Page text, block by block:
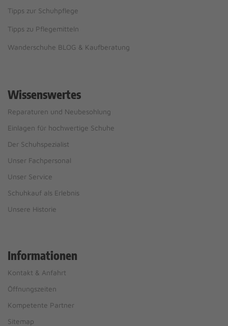
Tipps zur Schuhpflege
Tipps zu Pflegemitteln
Wanderschuhe BLOG & Kaufberatung
Wissenswertes
Reparaturen und Neubesohlung
Einlagen für hochwertige Schuhe
Der Schuhspezialist
Unser Fachpersonal
Unser Service
Schuhkauf als Erlebnis
Unsere Historie
Informationen
Kontakt & Anfahrt
Öffnungszeiten
Kompetente Partner
Sitemap